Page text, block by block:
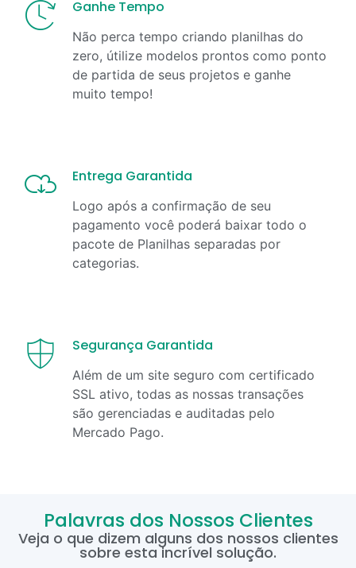
Ganhe Tempo
Não perca tempo criando planilhas do
zero, útilize modelos prontos como ponto
de partida de seus projetos e ganhe
muito tempo!
Entrega Garantida
Logo após a confirmação de seu
pagamento você poderá baixar todo o
pacote de Planilhas separadas por
categorias.
Segurança Garantida
Além de um site seguro com certificado
SSL ativo, todas as nossas transações
são gerenciadas e auditadas pelo
Mercado Pago.
Palavras dos Nossos Clientes
Veja o que dizem alguns dos nossos clientes
sobre esta incrível solução.